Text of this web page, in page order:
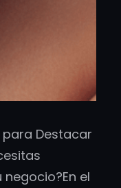
para Destacar
el